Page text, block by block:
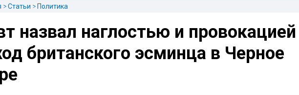
Статьи Политика
назвал наглостью и провокацией
британского эсминца в Черное